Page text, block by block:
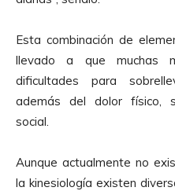
Esta combinación de
llevado a que muchas
dificultades para
además del dolor físico,
social.
Aunque actualmente no
la kinesiología existen